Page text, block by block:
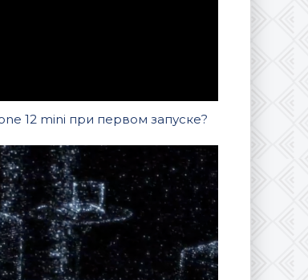
12 mini при первом запуске?